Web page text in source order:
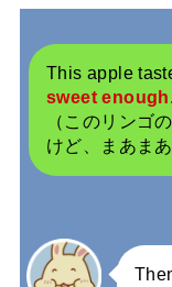
This apple
sweet enough.
（このリンゴ
けど、まあまあ